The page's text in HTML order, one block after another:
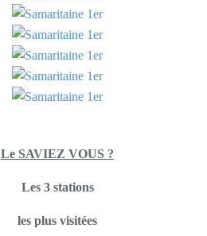
Le SAVIEZ VOUS ?
Les 3 stations
les plus visitées